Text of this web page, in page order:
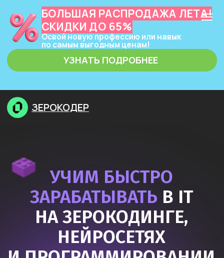
БОЛЬШАЯ РАСПРОДАЖА ЛЕТА!
СКИДКИ ДО 65%
Освой новую профессию или навык
по самым выгодным ценам!
УЗНАТЬ ПОДРОБНЕЕ
НА ЗЕРОКОДИНГЕ,
НЕЙРОСЕТЯХ
И ПРОГРАММИРОВАНИИ
Узнать подробнее